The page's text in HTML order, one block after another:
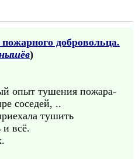
добровольца.
)
опыт тушения пожара-
соседей, ..
тушить
и всё.